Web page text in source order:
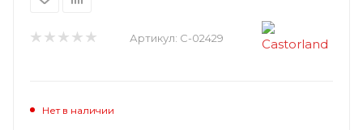
Артикул: C-02429
Нет в наличии